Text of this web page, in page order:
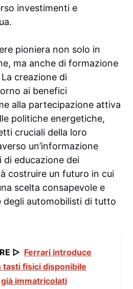
investimenti e
pioniera non solo in
ma anche di formazione
creazione di
ai benefici
alla partecipazione attiva
politiche energetiche,
cruciali della loro
un’informazione
educazione dei
costruire un futuro in cui
scelta consapevole e
degli automobilisti di tutto
▷ Ferrari introduce
tasti fisici disponibile
immatricolati